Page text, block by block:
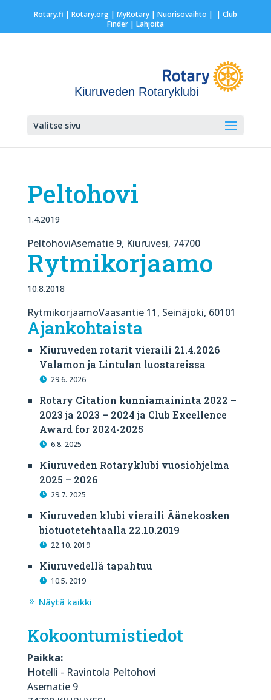
Rotary.fi | Rotary.org| MyRotary | Nuorisovaihto | | Club
Finder| Lahjoita
Kiuruveden Rotaryklubi
Valitse sivu
Peltohovi
1.4.2019
PeltohoviAsematie 9, Kiuruvesi, 74700
Rytmikorjaamo
10.8.2018
RytmikorjaamoVaasantie 11, Seinäjoki, 60101
Ajankohtaista
Kiuruveden rotarit vieraili 21.4.2026
Valamon ja Lintulan luostareissa
29.6. 2026
Rotary Citation kunniamaininta 2022 –
2023 ja 2023 – 2024 ja Club Excellence
Award for 2024-2025
6.8. 2025
Kiuruveden Rotaryklubi vuosiohjelma
2025 – 2026
29.7. 2025
Kiuruveden klubi vieraili Äänekosken
biotuotetehtaalla 22.10.2019
22.10. 2019
Kiuruvedellä tapahtuu
10.5. 2019
Näytä kaikki
Kokoontumistiedot
Paikka:
Hotelli - Ravintola Peltohovi
Asematie 9